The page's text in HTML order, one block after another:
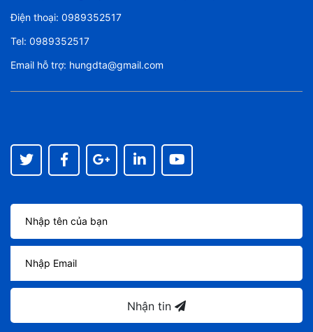
Điện thoại: 0989352517
Tel: 0989352517
Email hỗ trợ: hungdta@gmail.com
Nhận tin